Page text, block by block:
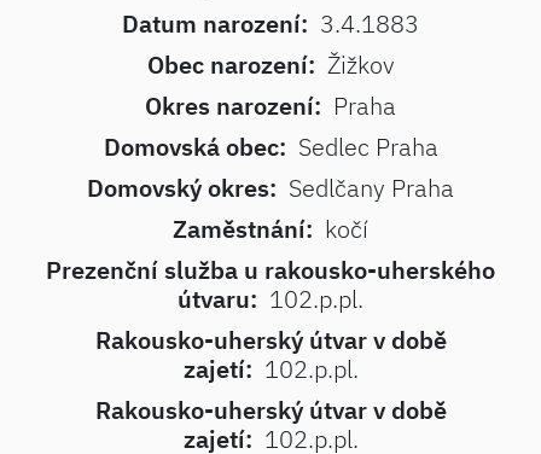
Datum narození: 3.4.1883
Obec narození: Žižkov
Okres narození: Praha
Domovská obec: Sedlec Praha
Domovský okres: Sedlčany Praha
Zaměstnání: kočí
Prezenční služba u rakousko-uherského
útvaru: 102.p.pl.
Rakousko-uherský útvar v době
zajetí: 102.p.pl.
Rakousko-uherský útvar v době
zajetí: 102.p.pl.